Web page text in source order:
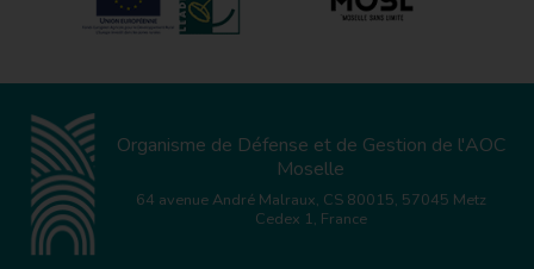
Organisme de Défense et de Gestion de l'AOC
Moselle
64 avenue André Malraux, CS 80015, 57045 Metz
Cedex 1, France